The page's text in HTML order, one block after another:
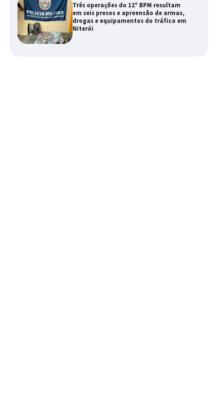
Três operações do 12º BPM resultam
em seis presos e apreensão de armas,
drogas e equipamentos do tráfico em
Niterói